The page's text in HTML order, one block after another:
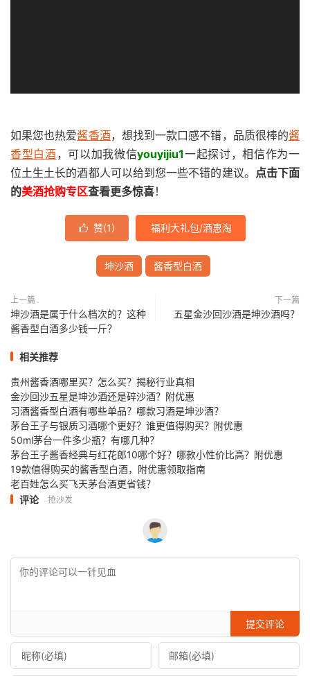
如果您也热爱酱香酒，想找到一款口感不错，品质很棒的酱
香型白酒，可以加我微信youyijiu1一起探讨，相信作为一
位土生土长的酒都人可以给到您一些不错的建议。 点击下面
的美酒抢购专区查看更多惊喜！
 赞(1) 福利大礼包/酒惠淘
坤沙酒 酱香型白酒
上一篇
坤沙酒是属于什么档次的？这种
酱香型白酒多少钱一斤？
下一篇
五星金沙回沙酒是坤沙酒吗？
相关推荐
贵州酱香酒哪里买？怎么买？揭秘行业真相
金沙回沙五星是坤沙酒还是碎沙酒？附优惠
习酒酱香型白酒有哪些单品？哪款习酒是坤沙酒？
茅台王子与银质习酒哪个更好？谁更值得购买？附优惠
50ml茅台一件多少瓶？有哪几种？
茅台王子酱香经典与红花郎10哪个好？哪款小性价比高？附优惠
19款值得购买的酱香型白酒，附优惠领取指南
老百姓怎么买飞天茅台酒更省钱？
评论
抢沙发
提交评论